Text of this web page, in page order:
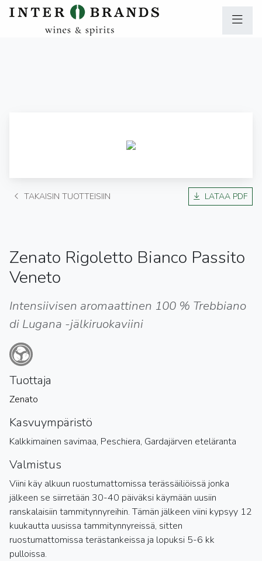
TAKAISIN TUOTTEISIIN LATAA PDF
Zenato Rigoletto Bianco Passito
Veneto
Intensiivisen aromaattinen 100 % Trebbiano
di Lugana -jälkiruokaviini
Tuottaja
Zenato
Kasvuympäristö
Kalkkimainen savimaa, Peschiera, Gardajärven eteläranta
Valmistus
Viini käy alkuun ruostumattomissa terässäiliöissä jonka
jälkeen se siirretään 30-40 päiväksi käymään uusiin
ranskalaisiin tammitynnyreihin. Tämän jälkeen viini kypsyy 12
kuukautta uusissa tammitynnyreissä, sitten
ruostumattomissa terästankeissa ja lopuksi 5-6 kk
pulloissa.